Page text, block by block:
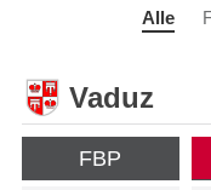
Alle
Vaduz
FBP